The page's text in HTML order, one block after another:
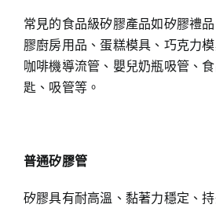
常見的食品級矽膠產品如矽膠禮
膠廚房用品、蛋糕模具、巧克力
咖啡機導流管、嬰兒奶瓶吸管、
匙、吸管等。
普通矽膠管
矽膠具有耐高溫、黏著力穩定、